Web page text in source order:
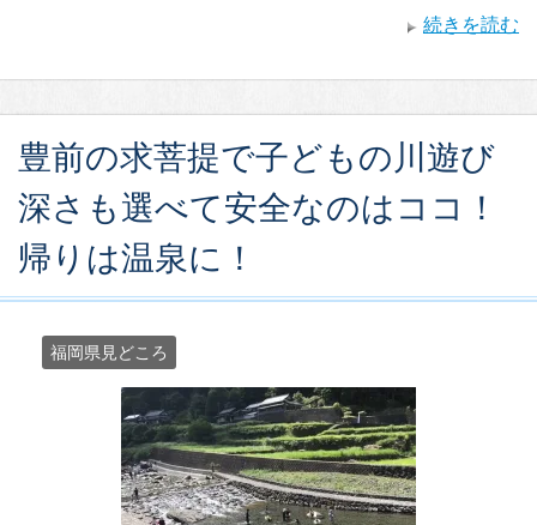
続きを読む
豊前の求菩提で子どもの川遊び
深さも選べて安全なのはココ！
帰りは温泉に！
福岡県見どころ